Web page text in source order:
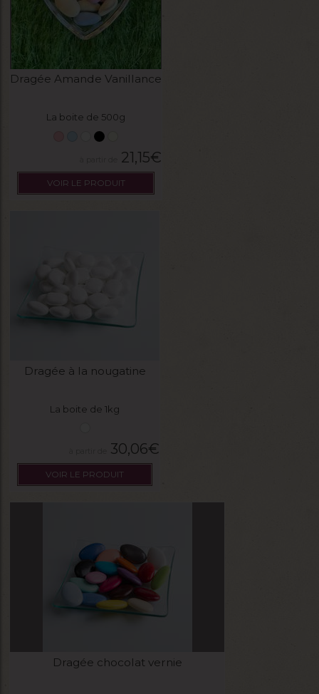
Dragée Amande Vanillance
La boite de 500g
21,15€
VOIR LE PRODUIT
Dragée à la nougatine
La boite de 1kg
30,06€
VOIR LE PRODUIT
Dragée chocolat vernie